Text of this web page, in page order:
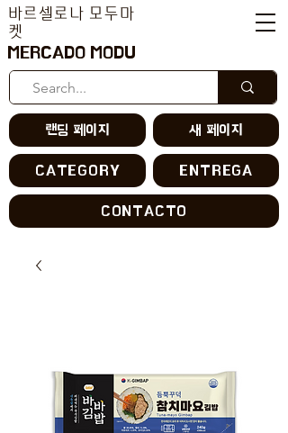
MERCADO MODU
바르셀로나 모두마
켓
랜딩 페이지 새 페이지
CATEGORY ENTREGA
CONTACTO